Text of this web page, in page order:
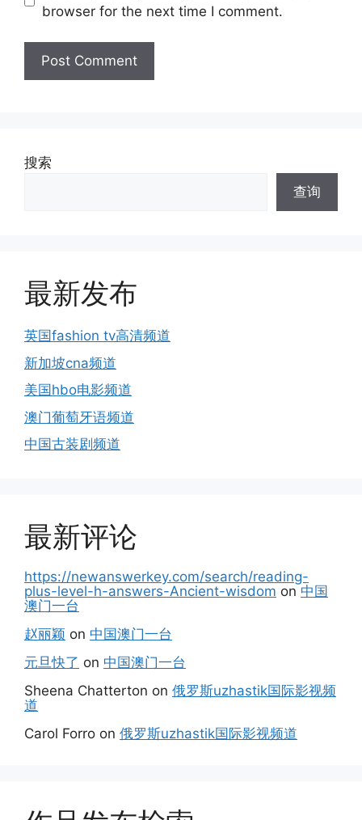
browser for the next time I comment.
搜索
查询
最新发布
英国fashion tv高清频道
新加坡cna频道
美国hbo电影频道
澳门葡萄牙语频道
中国古装剧频道
最新评论
https://newanswerkey.com/search/reading-
plus-level-h-answers-Ancient-wisdom on 中国
澳门一台
赵丽颖 on 中国澳门一台
元旦快了 on 中国澳门一台
Sheena Chatterton on 俄罗斯uzhastik国际影视频
道
Carol Forro on 俄罗斯uzhastik国际影视频道